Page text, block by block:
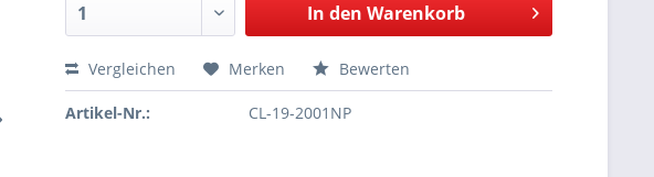
In den Warenkorb
Vergleichen Merken Bewerten
Artikel-Nr.: CL-19-2001NP